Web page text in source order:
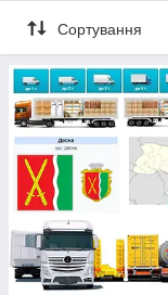
Логіст:
Telegram,
Сортування